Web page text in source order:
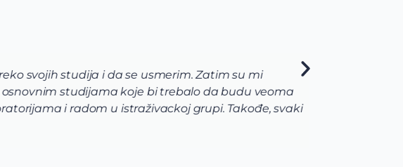
studija i da se usmerim. Zatim su mi
studijama koje bi trebalo da budu veoma
i radom u istraživackoj grupi. Takođe, svaki